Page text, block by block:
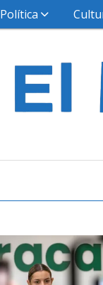
Política